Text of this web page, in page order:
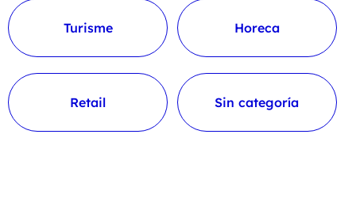
Turisme Horeca
Retail Sin categoría